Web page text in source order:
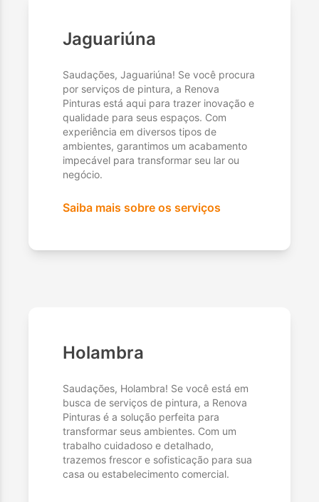
Jaguariúna
Saudações, Jaguariúna! Se você procura
por serviços de pintura, a Renova
Pinturas está aqui para trazer inovação e
qualidade para seus espaços. Com
experiência em diversos tipos de
ambientes, garantimos um acabamento
impecável para transformar seu lar ou
negócio.
Saiba mais sobre os serviços
Holambra
Saudações, Holambra! Se você está em
busca de serviços de pintura, a Renova
Pinturas é a solução perfeita para
transformar seus ambientes. Com um
trabalho cuidadoso e detalhado,
trazemos frescor e sofisticação para sua
casa ou estabelecimento comercial.